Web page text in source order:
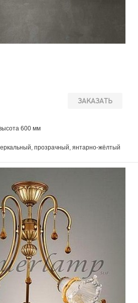
ЗАКАЗАТЬ
600 мм
прозрачный, янтарно-жёлтый